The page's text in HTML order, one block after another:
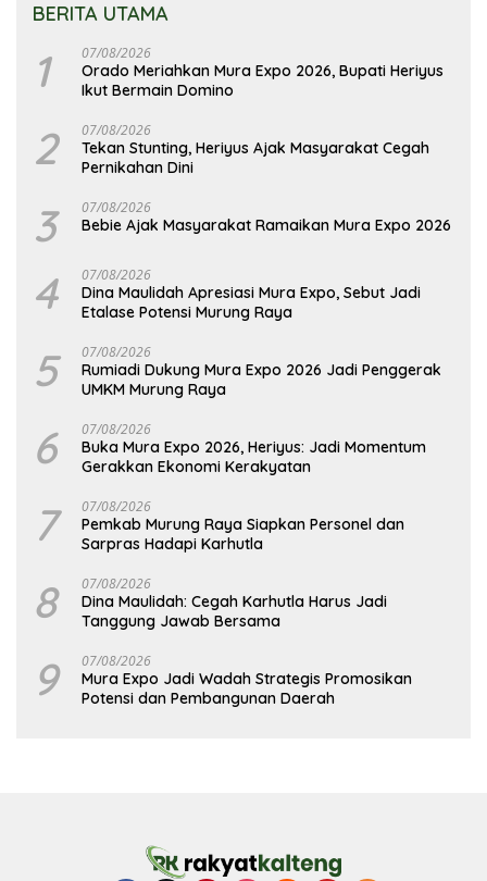
BERITA UTAMA
1 07/08/2026
Orado Meriahkan Mura Expo 2026, Bupati Heriyus
Ikut Bermain Domino
2 07/08/2026
Tekan Stunting, Heriyus Ajak Masyarakat Cegah
Pernikahan Dini
3 07/08/2026
Bebie Ajak Masyarakat Ramaikan Mura Expo 2026
4 07/08/2026
Dina Maulidah Apresiasi Mura Expo, Sebut Jadi
Etalase Potensi Murung Raya
5 07/08/2026
Rumiadi Dukung Mura Expo 2026 Jadi Penggerak
UMKM Murung Raya
6 07/08/2026
Buka Mura Expo 2026, Heriyus: Jadi Momentum
Gerakkan Ekonomi Kerakyatan
7 07/08/2026
Pemkab Murung Raya Siapkan Personel dan
Sarpras Hadapi Karhutla
8 07/08/2026
Dina Maulidah: Cegah Karhutla Harus Jadi
Tanggung Jawab Bersama
9 07/08/2026
Mura Expo Jadi Wadah Strategis Promosikan
Potensi dan Pembangunan Daerah